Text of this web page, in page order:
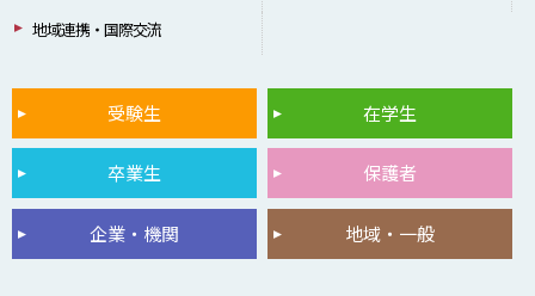
地域連携・国際交流
受験生 在学生
卒業生 保護者
企業・機関 地域・一般